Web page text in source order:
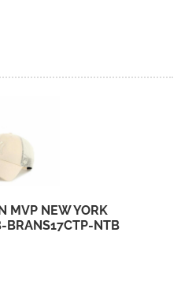
MVP NEW YORK
BRANS17CTP-NTB